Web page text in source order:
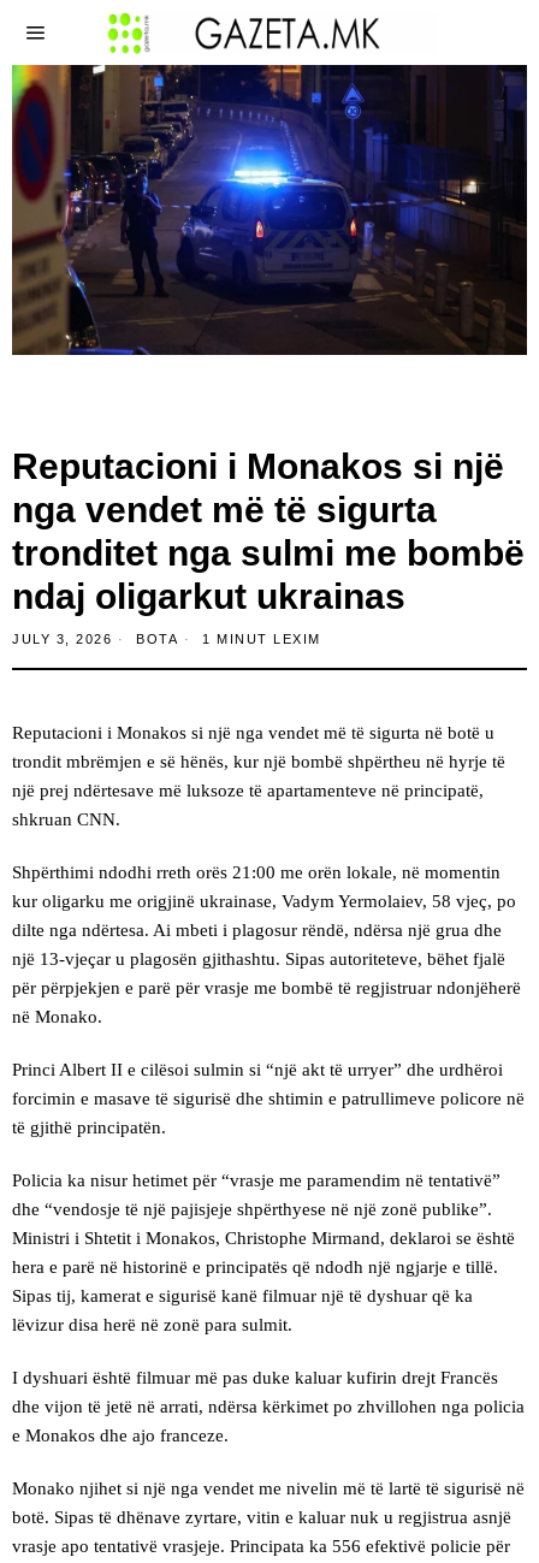
Reputacioni i Monakos si një
nga vendet më të sigurta
tronditet nga sulmi me bombë
ndaj oligarkut ukrainas
JULY 3, 2026 BOTA 1 MINUT LEXIM
Reputacioni i Monakos si një nga vendet më të sigurta në botë u
trondit mbrëmjen e së hënës, kur një bombë shpërtheu në hyrje të
një prej ndërtesave më luksoze të apartamenteve në principatë,
shkruan CNN.
Shpërthimi ndodhi rreth orës 21:00 me orën lokale, në momentin
kur oligarku me origjinë ukrainase, Vadym Yermolaiev, 58 vjeç, po
dilte nga ndërtesa. Ai mbeti i plagosur rëndë, ndërsa një grua dhe
një 13-vjeçar u plagosën gjithashtu. Sipas autoriteteve, bëhet fjalë
për përpjekjen e parë për vrasje me bombë të regjistruar ndonjëherë
në Monako.
Princi Albert II e cilësoi sulmin si “një akt të urryer” dhe urdhëroi
forcimin e masave të sigurisë dhe shtimin e patrullimeve policore në
të gjithë principatën.
Policia ka nisur hetimet për “vrasje me paramendim në tentativë”
dhe “vendosje të një pajisjeje shpërthyese në një zonë publike”.
Ministri i Shtetit i Monakos, Christophe Mirmand, deklaroi se është
hera e parë në historinë e principatës që ndodh një ngjarje e tillë.
Sipas tij, kamerat e sigurisë kanë filmuar një të dyshuar që ka
lëvizur disa herë në zonë para sulmit.
I dyshuari është filmuar më pas duke kaluar kufirin drejt Francës
dhe vijon të jetë në arrati, ndërsa kërkimet po zhvillohen nga policia
e Monakos dhe ajo franceze.
Monako njihet si një nga vendet me nivelin më të lartë të sigurisë në
botë. Sipas të dhënave zyrtare, vitin e kaluar nuk u regjistrua asnjë
vrasje apo tentativë vrasjeje. Principata ka 556 efektivë policie për